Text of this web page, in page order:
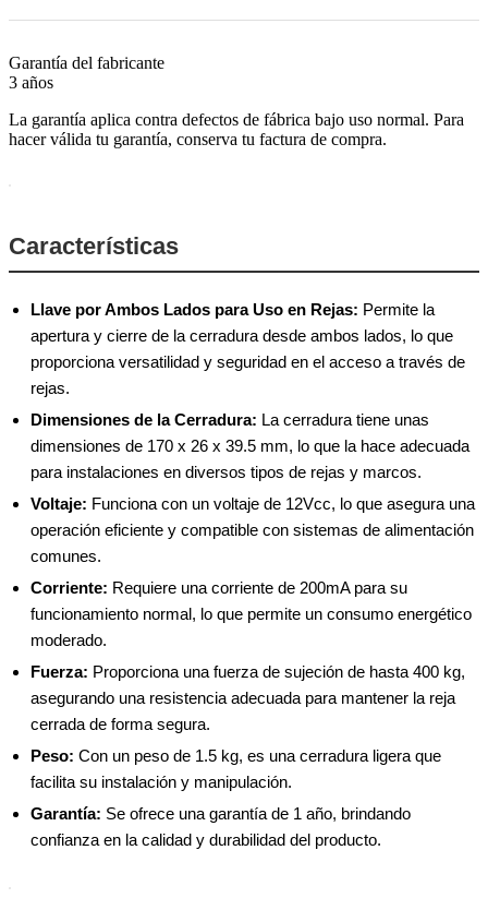
Garantía del fabricante
3 años
La garantía aplica contra defectos de fábrica bajo uso normal. Para
hacer válida tu garantía, conserva tu factura de compra.
Características
Llave por Ambos Lados para Uso en Rejas: Permite la
apertura y cierre de la cerradura desde ambos lados, lo que
proporciona versatilidad y seguridad en el acceso a través de
rejas.
Dimensiones de la Cerradura: La cerradura tiene unas
dimensiones de 170 x 26 x 39.5 mm, lo que la hace adecuada
para instalaciones en diversos tipos de rejas y marcos.
Voltaje: Funciona con un voltaje de 12Vcc, lo que asegura una
operación eficiente y compatible con sistemas de alimentación
comunes.
Corriente: Requiere una corriente de 200mA para su
funcionamiento normal, lo que permite un consumo energético
moderado.
Fuerza: Proporciona una fuerza de sujeción de hasta 400 kg,
asegurando una resistencia adecuada para mantener la reja
cerrada de forma segura.
Peso: Con un peso de 1.5 kg, es una cerradura ligera que
facilita su instalación y manipulación.
Garantía: Se ofrece una garantía de 1 año, brindando
confianza en la calidad y durabilidad del producto.